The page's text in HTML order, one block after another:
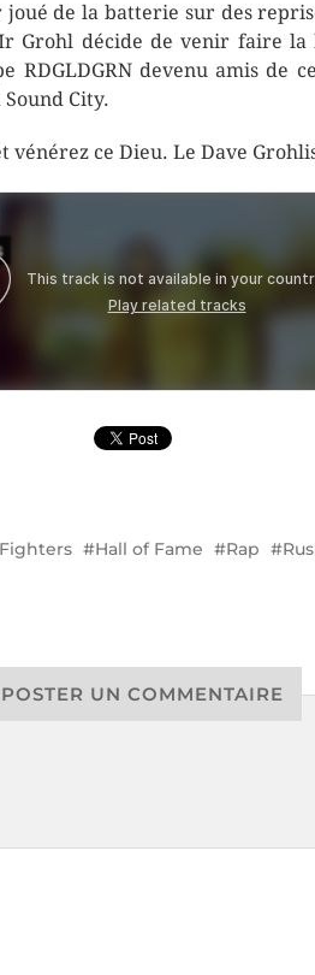
joué de la batterie sur des
Grohl décide de venir faire la
RDGLDGRN devenu amis de
City.
vénérez ce Dieu. Le Dave
Hall of Fame Rap
POSTER UN COMMENTAIRE